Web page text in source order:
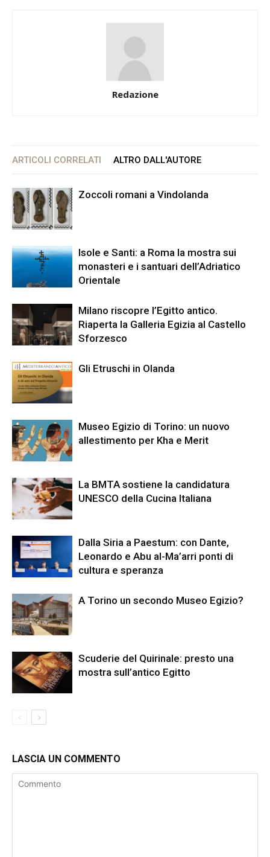
Redazione
ARTICOLI CORRELATI ALTRO DALL'AUTORE
Zoccoli romani a Vindolanda
Isole e Santi: a Roma la mostra sui
monasteri e i santuari dell’Adriatico
Orientale
Milano riscopre l’Egitto antico.
Riaperta la Galleria Egizia al Castello
Sforzesco
Gli Etruschi in Olanda
Museo Egizio di Torino: un nuovo
allestimento per Kha e Merit
La BMTA sostiene la candidatura
UNESCO della Cucina Italiana
Dalla Siria a Paestum: con Dante,
Leonardo e Abu al-Ma’arri ponti di
cultura e speranza
A Torino un secondo Museo Egizio?
Scuderie del Quirinale: presto una
mostra sull’antico Egitto
LASCIA UN COMMENTO